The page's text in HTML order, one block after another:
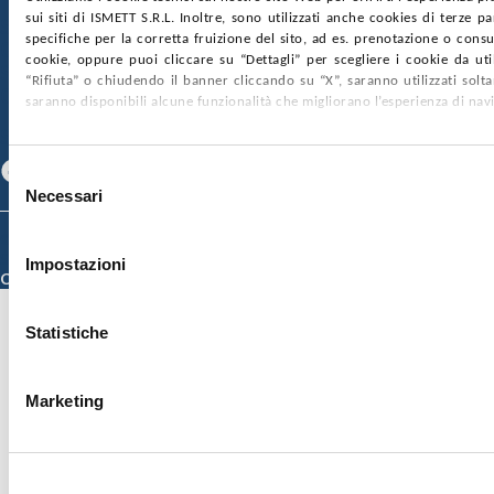
sui siti di ISMETT S.R.L. Inoltre, sono utilizzati anche cookies di terze
specifiche per la corretta fruizione del sito, ad es. prenotazione o
cookie, oppure puoi cliccare su “Dettagli” per scegliere i cookie da
“Rifiuta” o chiudendo il banner cliccando su “X”, saranno utilizzati
saranno disponibili alcune funzionalità che migliorano l’esperienza di
Selezione
delNecessari
Impostazioni
Statistiche
Marketing
SOCIETÀ TRASPARENTE WHISTLEBLOWING
GARE E CONTRATTIPRIVACYCOOKIE POLICY
SOSTIENICIMAPPA DEL SITOACCESSIBILITÀ
CONTATTI
Specializzazione)
Credits